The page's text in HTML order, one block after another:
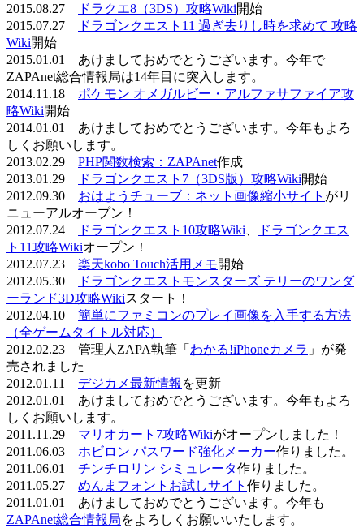
2015.08.27
ドラクエ8（3DS）攻略Wiki開始
2015.07.27
ドラゴンクエスト11 過ぎ去りし時を求めて 攻略
Wiki開始
2015.01.01 あけましておめでとうございます。今年で
ZAPAnet総合情報局は14年目に突入します。
2014.11.18 ポケモン オメガルビー・アルファサファイア攻
略Wiki開始
2014.01.01 あけましておめでとうございます。今年もよろ
しくお願いします。
2013.02.29 PHP関数検索：ZAPAnet作成
2013.01.29
ドラゴンクエスト7（3DS版）攻略Wiki開始
2012.09.30 おはようチューブ：ネット画像縮小サイト がリ
ニューアルオープン！
2012.07.24
ドラゴンクエスト10攻略Wiki
ドラゴンクエス
ト11攻略Wikiオープン！
2012.07.23 楽天kobo Touch活用メモ開始
2012.05.30
ドラゴンクエストモンスターズ テリーのワンダ
ーランド3D攻略Wikiスタート！
2012.04.10 簡単にファミコンのプレイ画像を入手する方法
（全ゲームタイトル対応）
2012.02.23 管理人ZAPA執筆「 わかる!iPhoneカメラ 」が発
売されました
2012.01.11 デジカメ最新情報 を更新
2012.01.01 あけましておめでとうございます。今年もよろ
しくお願いします。
2011.11.29 マリオカート7攻略Wikiがオープンしました！
2011.06.03 ホビロン パスワード強化メーカー作りました。
2011.06.01 チンチロリン シミュレータ作りました。
2011.05.27 めんまフォントお試しサイト 作りました。
2011.01.01 あけましておめでとうございます。今年も
ZAPAnet総合情報局をよろしくお願いいたします。